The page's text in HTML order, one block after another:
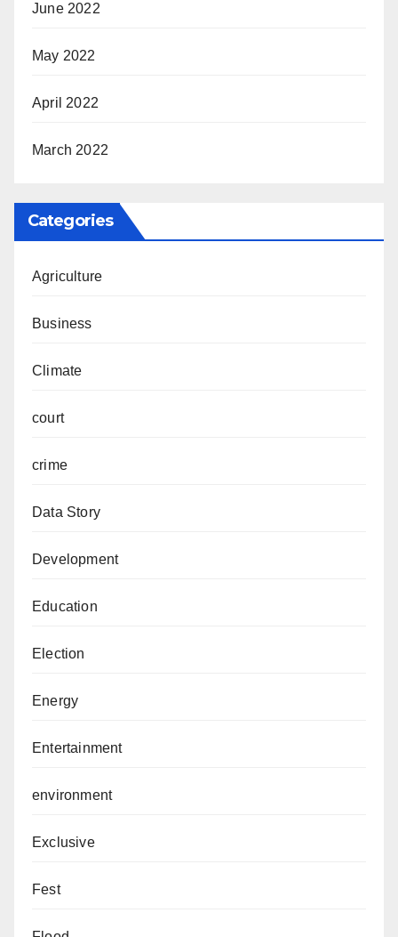
June 2022
May 2022
April 2022
March 2022
Categories
Agriculture
Business
Climate
court
crime
Data Story
Development
Education
Election
Energy
Entertainment
environment
Exclusive
Fest